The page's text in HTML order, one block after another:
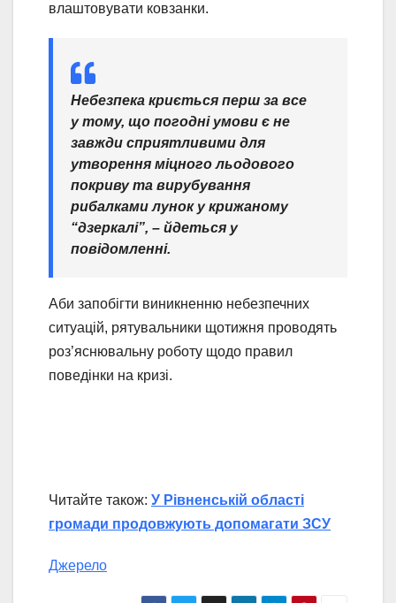
влаштовувати ковзанки.
Небезпека криється перш за все
у тому, що погодні умови є не
завжди сприятливими для
утворення міцного льодового
покриву та вирубування
рибалками лунок у крижаному
“дзеркалі”, – йдеться у
повідомленні.
Аби запобігти виникненню небезпечних
ситуацій, рятувальники щотижня проводять
роз’яснювальну роботу щодо правил
поведінки на кризі.
Читайте також: У Рівненській області
громади продовжують допомагати ЗСУ
Джерело